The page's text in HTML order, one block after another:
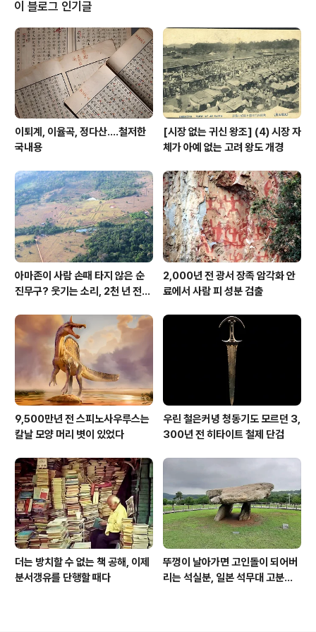
비 일족의 시신이 발견되었다고 한다. 아마도 인골 상태로
계속 보존되었던 것 같지만 1966년 문화대혁명 와중에
"지주계급의 우두머리인 만력제를 타도"한다는 명목하에
홍위병에 의해 모두 태워졌다. 때문에 마왕퇴의 시신 역시
발굴 직후 이는 보존할지 그렇지 않고 없애버..
이 블로그 인기글
이퇴계, 이율곡, 정다산....철저한
국내용
[시장 없는 귀신 왕조] (4) 시장 자
체가 아예 없는 고려 왕도 개경
아마존이 사람 손때 타지 않은 순
진무구? 웃기는 소리, 2천 년 전에
2,000년 전 광서 장족 암각화 안
료에서 사람 피 성분 검출
9,500만년 전 스피노사우루스는
칼날 모양 머리 볏이 있었다
우린 철은커녕 청동기도 모르던 3,
300년 전 히타이트 철제 단검
더는 방치할 수 없는 책 공해, 이제
분서갱유를 단행할 때다
뚜껑이 날아가면 고인돌이 되어버
리는 석실분, 일본 석무대 고분의